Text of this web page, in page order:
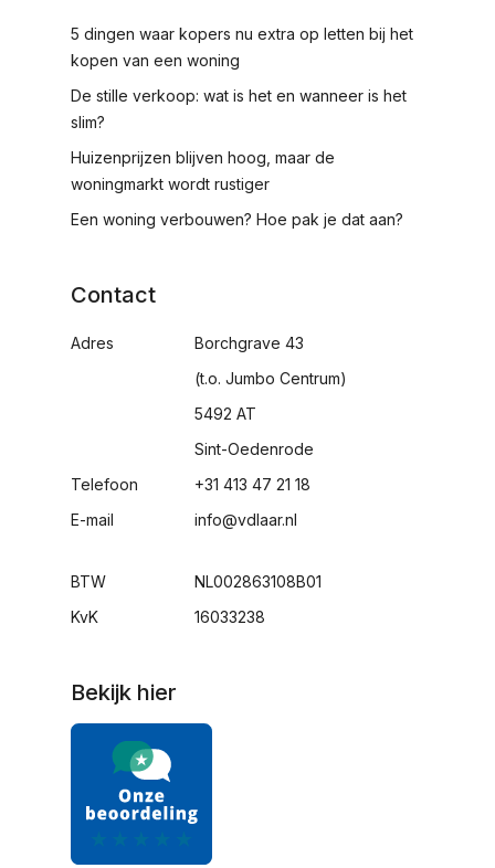
5 dingen waar kopers nu extra op letten bij het
kopen van een woning
De stille verkoop: wat is het en wanneer is het
slim?
Huizenprijzen blijven hoog, maar de
woningmarkt wordt rustiger
Een woning verbouwen? Hoe pak je dat aan?
Contact
Adres
Telefoon
E-mail
BTW
KvK
Borchgrave 43
(t.o. Jumbo Centrum)
5492 AT
Sint-Oedenrode
+31 413 47 21 18
info@vdlaar.nl
NL002863108B01
16033238
Bekijk hier